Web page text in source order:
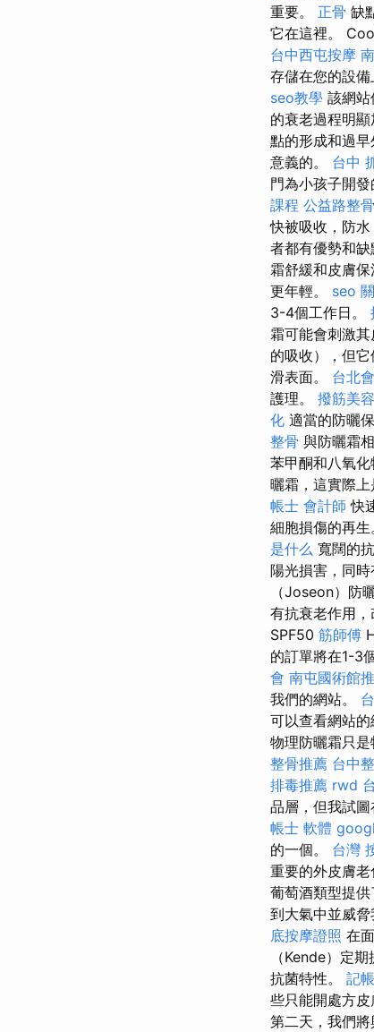
重要。 正骨 缺
它在這裡。
台中西屯按摩
存儲在您的設備
seo教學 該網
的衰老過程明顯
點的形成和過早
意義的。 台中
門為小孩子開發
課程 公益路整骨
快被吸收，防
者都有優勢和
霜舒緩和皮膚
更年輕。 seo
3-4個工作日。
霜可能會刺激
的吸收），但
滑表面。 台北
護理。 撥筋美容
化 適當的防曬
整骨 與防曬霜
苯甲酮和八氧化
曬霜，這實際
帳士 會計師 快
細胞損傷的再生
是什么 寬闊的
陽光損害，同
（Joseon）防
有抗衰老作用
SPF50 筋師傅
的訂單將在1-3
會 南屯國術館
我們的網站。
可以查看網站的
物理防曬霜只
整骨推薦 台中
排毒推薦 rwd
品層，但我試
帳士 軟體
的一個。 台灣
重要的外皮膚
葡萄酒類型提供
到大氣中並威脅
底按摩證照 在
（Kende）定
抗菌特性。 記
些只能開處方
第二天，我們